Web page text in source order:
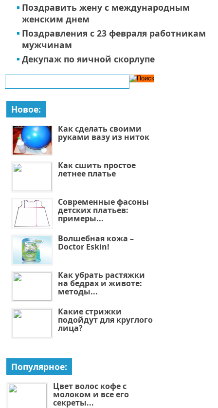
Поздравить жену с международным
женским днем
Поздравления с 23 февраля работникам
мужчинам
Декупаж по яичной скорлупе
Новое:
Как сделать своими
руками вазу из ниток
Как сшить простое
летнее платье
Современные фасоны
детских платьев:
примеры...
Волшебная кожа –
Doctor Eskin!
Как убрать растяжки
на бедрах и животе:
методы...
Какие стрижки
подойдут для круглого
лица?
Популярное:
Цвет волос кофе с
молоком и все его
секреты...